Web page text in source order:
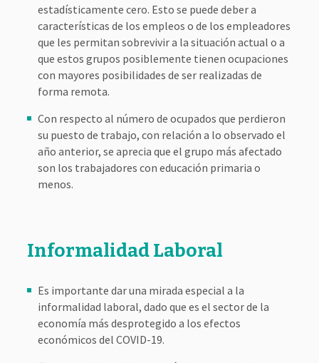
estadísticamente cero. Esto se puede deber a
características de los empleos o de los empleadores
que les permitan sobrevivir a la situación actual o a
que estos grupos posiblemente tienen ocupaciones
con mayores posibilidades de ser realizadas de
forma remota.
Con respecto al número de ocupados que perdieron
su puesto de trabajo, con relación a lo observado el
año anterior, se aprecia que el grupo más afectado
son los trabajadores con educación primaria o
menos.
Informalidad Laboral
Es importante dar una mirada especial a la
informalidad laboral, dado que es el sector de la
economía más desprotegido a los efectos
económicos del COVID-19.